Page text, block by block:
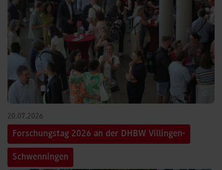
20.07.2026
Forschungstag 2026 an der DHBW Villingen-
Schwenningen